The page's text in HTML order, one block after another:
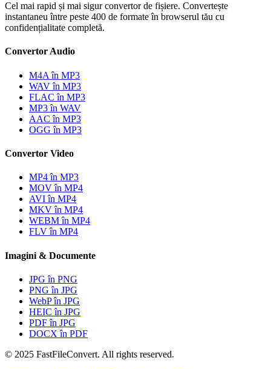
Cel mai rapid și mai sigur convertor de fișiere. Convertește
instantaneu între peste 400 de formate în browserul tău cu
confidențialitate completă.
Convertor Audio
M4A în MP3
WAV în MP3
FLAC în MP3
MP3 în WAV
AAC în MP3
OGG în MP3
Convertor Video
MP4 în MP3
MOV în MP4
AVI în MP4
MKV în MP4
WEBM în MP4
FLV în MP4
Imagini & Documente
JPG în PNG
PNG în JPG
WebP în JPG
HEIC în JPG
PDF în JPG
DOCX în PDF
© 2025 FastFileConvert. All rights reserved.